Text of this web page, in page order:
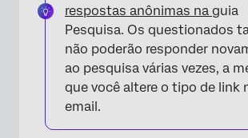
respostas anônimas na guia
Pesquisa. Os questionados
não poderão responder
ao pesquisa várias vezes, a
que você altere o tipo de link
email.